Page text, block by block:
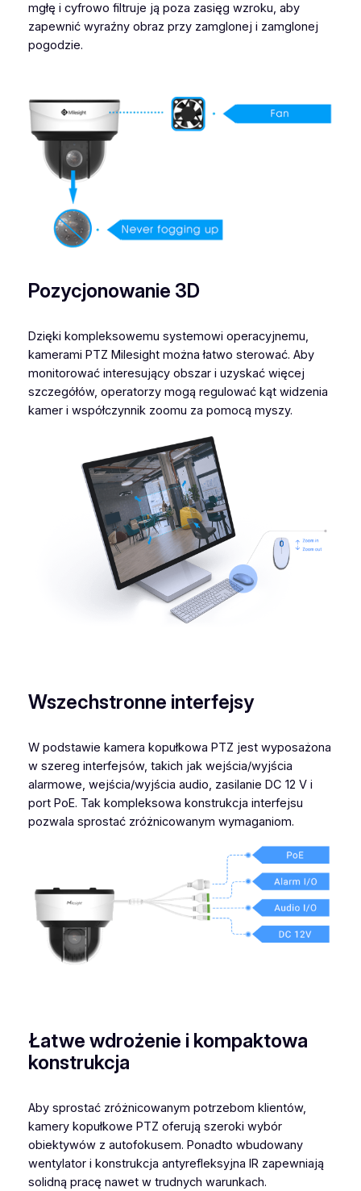
mgłę i cyfrowo filtruje ją poza zasięg wzroku, aby
zapewnić wyraźny obraz przy zamglonej i zamglonej
pogodzie.
Pozycjonowanie 3D
Dzięki kompleksowemu systemowi operacyjnemu,
kamerami PTZ Milesight można łatwo sterować. Aby
monitorować interesujący obszar i uzyskać więcej
szczegółów, operatorzy mogą regulować kąt widzenia
kamer i współczynnik zoomu za pomocą myszy.
Wszechstronne interfejsy
W podstawie kamera kopułkowa PTZ jest wyposażona
w szereg interfejsów, takich jak wejścia/wyjścia
alarmowe, wejścia/wyjścia audio, zasilanie DC 12 V i
port PoE. Tak kompleksowa konstrukcja interfejsu
pozwala sprostać zróżnicowanym wymaganiom.
Łatwe wdrożenie i kompaktowa
konstrukcja
Aby sprostać zróżnicowanym potrzebom klientów,
kamery kopułkowe PTZ oferują szeroki wybór
obiektywów z autofokusem. Ponadto wbudowany
wentylator i konstrukcja antyrefleksyjna IR zapewniają
solidną pracę nawet w trudnych warunkach.